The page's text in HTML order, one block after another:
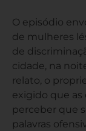
O episódio
de mulheres
de
cidade, na
relato, o
exigido que as
perceber que
palavras